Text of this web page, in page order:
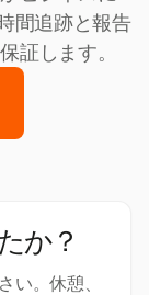
間追跡と報告
証します。
か？
い。休憩、